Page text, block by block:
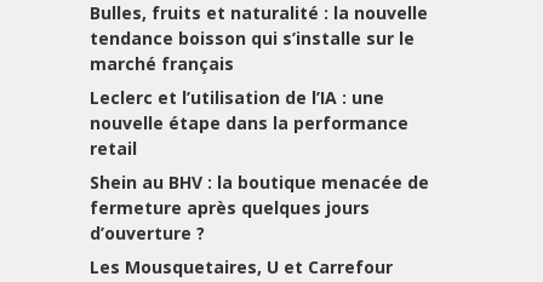
Bulles, fruits et naturalité : la nouvelle
tendance boisson qui s’installe sur le
marché français
Leclerc et l’utilisation de l’IA : une
nouvelle étape dans la performance
retail
Shein au BHV : la boutique menacée de
fermeture après quelques jours
d’ouverture ?
Les Mousquetaires, U et Carrefour